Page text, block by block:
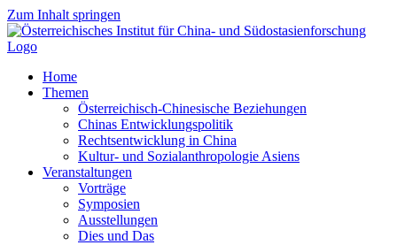
Zum Inhalt springen
Home
Themen
Österreichisch-Chinesische Beziehungen
Chinas Entwicklungspolitik
Rechtsentwicklung in China
Kultur- und Sozialanthropologie Asiens
Veranstaltungen
Vorträge
Symposien
Ausstellungen
Dies und Das